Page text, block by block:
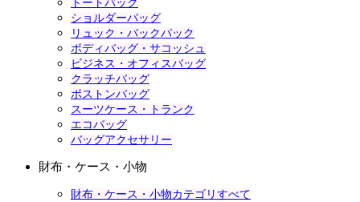
トートバッグ
ショルダーバッグ
リュック・バックパック
ボディバッグ・サコッシュ
ビジネス・オフィスバッグ
クラッチバッグ
ボストンバッグ
スーツケース・トランク
エコバッグ
バッグアクセサリー
財布・ケース・小物
財布・ケース・小物カテゴリすべて